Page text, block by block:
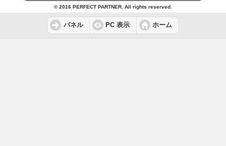
© 2016 PERFECT PARTNER. All rights reserved.
パネル PC 表示 ホーム